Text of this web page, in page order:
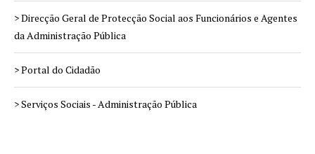
> Direcção Geral de Protecção Social aos Funcionários e Agentes
da Administração Pública
> Portal do Cidadão
> Serviços Sociais - Administração Pública